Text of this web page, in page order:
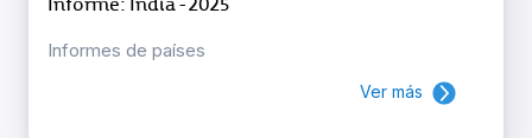
Informes de países
Ver más